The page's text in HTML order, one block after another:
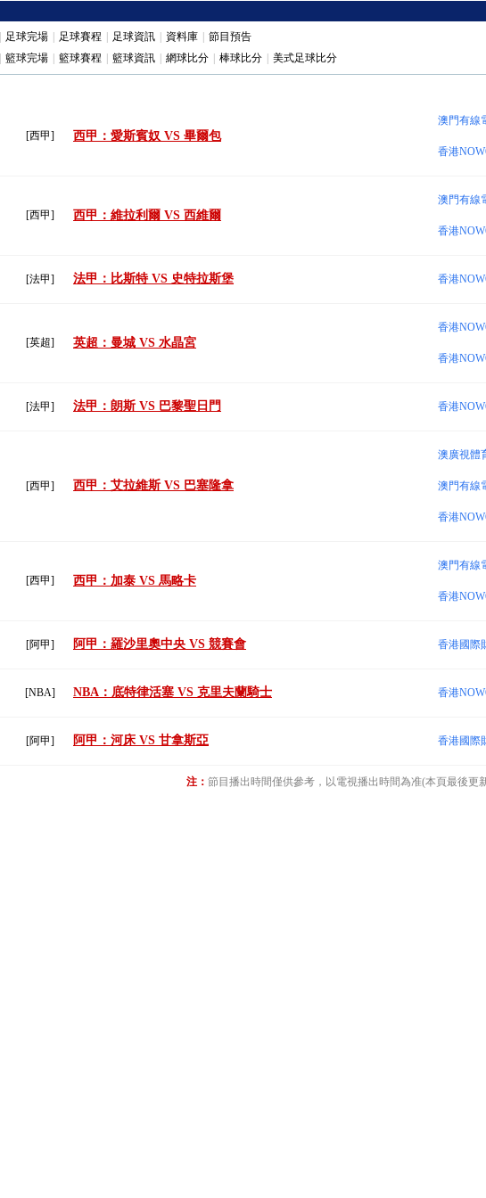
足球完場 足球賽程 足球資訊 資料庫
節目預告
籃球完場 籃球賽程 籃球資訊 網球比分 棒球比分 美式足球比分
[西甲] 西甲：愛斯賓奴 VS 畢爾包
澳門有線
香港
[西甲] 西甲：維拉利爾 VS 西維爾
澳門有線
香港
[法甲] 法甲：比斯特 VS 史特拉斯堡 香港
[英超] 英超：曼城 VS 水晶宮
香港
香港
[法甲] 法甲：朗斯 VS 巴黎聖日門 香港
[西甲] 西甲：艾拉維斯 VS 巴塞隆拿
澳廣視體
澳門有線
香港
[西甲] 西甲：加泰 VS 馬略卡
澳門有線
香港
[阿甲] 阿甲：羅沙里奧中央 VS 競賽會 香港國際
[NBA] NBA：底特律活塞 VS 克里夫蘭騎士 香港
[阿甲] 阿甲：河床 VS 甘拿斯亞 香港國際
注： 節目播出時間僅供參考，以電視播出時間為准(本頁最後更